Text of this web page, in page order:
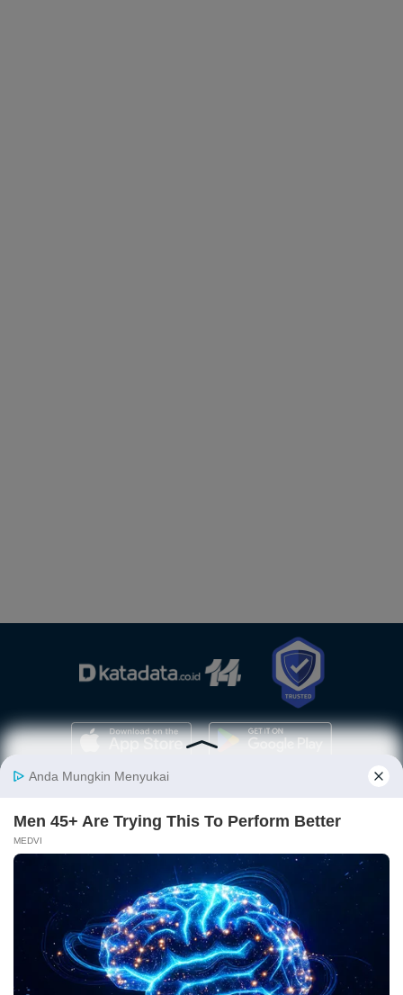
Nasional
Industri
Internasional
Makro
Bursa
Korporasi
E-Commerce
Startup
Gadget
Teknologi
Sejarah
Profil
Istilah
Ekonomi
Ekonomi
Energi Baru
Ekonomi
Jurnalisme
Data
Infografik
Analisis
In-Depth &
Opini
Telaah
Opini
Wawancara
Katalogue